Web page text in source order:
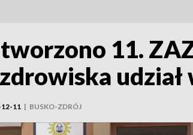
11.
udział
11 | BUSKO-ZDRÓJ